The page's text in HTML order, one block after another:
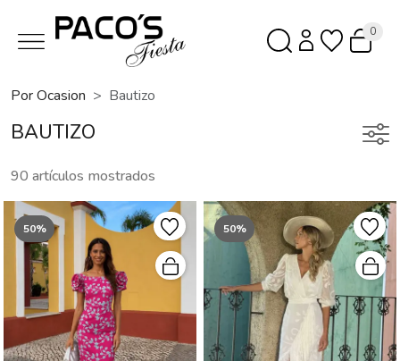
0
Por Ocasion Bautizo
BAUTIZO
90 artículos mostrados
50% 50%